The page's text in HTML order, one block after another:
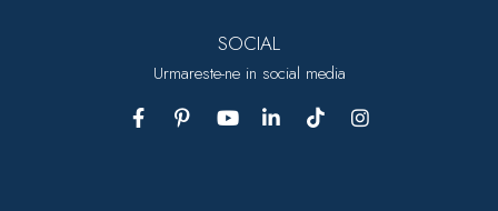
SOCIAL
Urmareste-ne in social media